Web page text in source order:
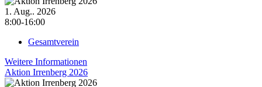
1. Aug.. 2026
8:00-16:00
Gesamtverein
Weitere Informationen
Aktion Irrenberg 2026